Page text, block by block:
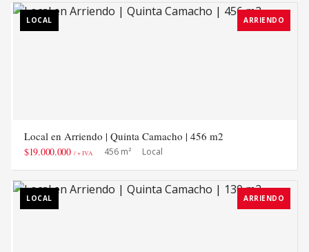
LOCAL ARRIENDO
Local en Arriendo | Quinta Camacho | 456 m2
$19.000.000 / + IVA 456 m² Local
LOCAL ARRIENDO